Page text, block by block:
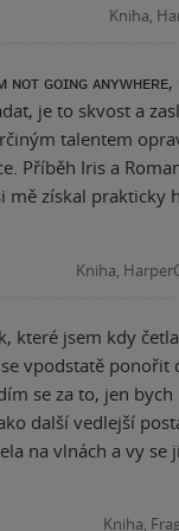
Kniha je prekrásny
medzi sebou
kvôli tomu
že práve
Kniha,
Příběh Iris a
a nepřeháním.
Kniha,
které jsem kdy
vpodstatě
se za to, jen
další vedlejší
na vlnách a vy
příběhu už
Kniha,